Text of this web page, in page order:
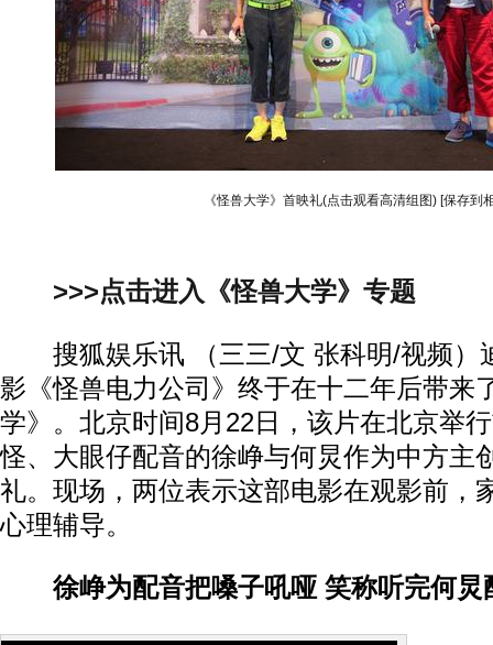
《怪兽大学》首映礼(点击观看高清组图) [保存到
>>>点击进入《怪兽大学》专题
搜狐娱乐讯 （三三/文 张科明/视频）
影《怪兽电力公司》终于在十二年后带来
学》。北京时间8月22日，该片在北京举
怪、大眼仔配音的徐峥与何炅作为中方主
礼。现场，两位表示这部电影在观影前，
心理辅导。
徐峥为配音把嗓子吼哑 笑称听完何炅